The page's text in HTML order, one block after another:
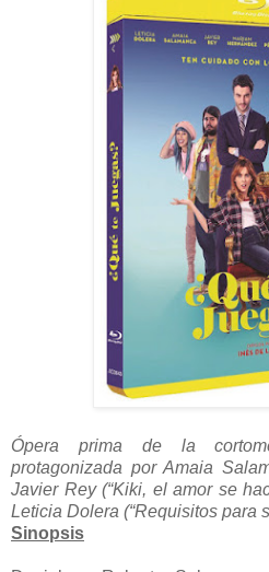
Ópera prima de la
protagonizada por Amaia
Javier Rey (“Kiki, el amor se
Leticia Dolera (“Requisitos para
Sinopsis